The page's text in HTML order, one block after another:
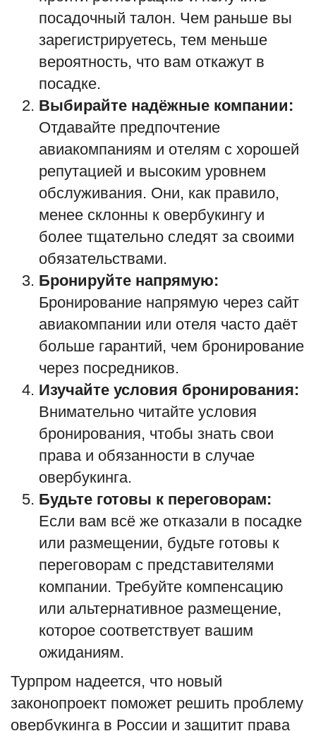
посадочный талон. Чем раньше вы
зарегистрируетесь, тем меньше
вероятность, что вам откажут в
посадке.
Выбирайте надёжные компании:
Отдавайте предпочтение
авиакомпаниям и отелям с хорошей
репутацией и высоким уровнем
обслуживания. Они, как правило,
менее склонны к овербукингу и
более тщательно следят за своими
обязательствами.
Бронируйте напрямую:
Бронирование напрямую через сайт
авиакомпании или отеля часто даёт
больше гарантий, чем бронирование
через посредников.
Изучайте условия бронирования:
Внимательно читайте условия
бронирования, чтобы знать свои
права и обязанности в случае
овербукинга.
Будьте готовы к переговорам:
Если вам всё же отказали в посадке
или размещении, будьте готовы к
переговорам с представителями
компании. Требуйте компенсацию
или альтернативное размещение,
которое соответствует вашим
ожиданиям.
Турпром надеется, что новый
законопроект поможет решить проблему
овербукинга в России и защитит права